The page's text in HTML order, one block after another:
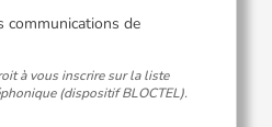
communications de
à vous inscrire sur la liste
(dispositif BLOCTEL).